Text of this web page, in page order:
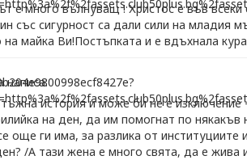
е много вълнуващ ! Христос е във
със сигурност са дали сили на
на майка Ви!Постъпката и е вдъхнала
написа:
история и може би не е изключение
на ден, да им помогнат по
още ги има, за разлика от
/А тази жена е много свята, да е